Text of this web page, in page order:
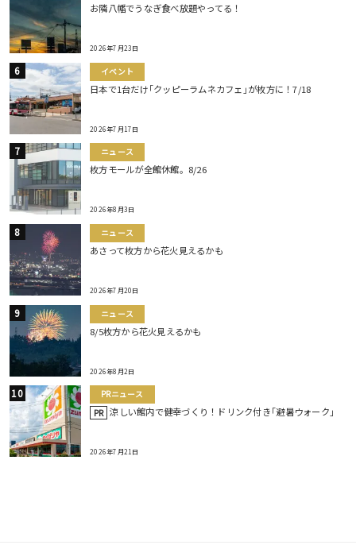
お隣八幡でうなぎ食べ放題やってる！
2026年7月23日
イベント
日本で1台だけ｢クッピーラムネカフェ｣が枚方に！7/18
2026年7月17日
ニュース
枚方モールが全館休館。8/26
2026年8月3日
ニュース
あさって枚方から花火見えるかも
2026年7月20日
ニュース
8/5枚方から花火見えるかも
2026年8月2日
PRニュース
PR 涼しい館内で健幸づくり！ドリンク付き｢避暑ウォーク｣
2026年7月21日